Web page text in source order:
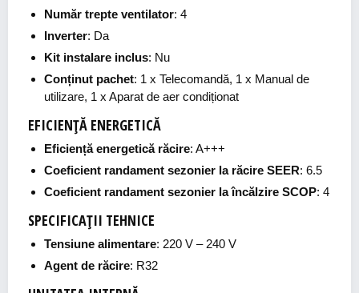
Număr trepte ventilator: 4
Inverter: Da
Kit instalare inclus: Nu
Conținut pachet: 1 x Telecomandă, 1 x Manual de
utilizare, 1 x Aparat de aer condiționat
EFICIENȚĂ ENERGETICĂ
Eficiență energetică răcire: A+++
Coeficient randament sezonier la răcire SEER: 6.5
Coeficient randament sezonier la încălzire SCOP: 4
SPECIFICAȚII TEHNICE
Tensiune alimentare: 220 V – 240 V
Agent de răcire: R32